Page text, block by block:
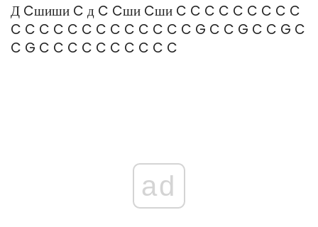
Д Cшиши C д C Cши Cши C C C C C C C C C
C C C C C C C C C C C C C G C C G C C G C
C G C C C C C C C C C C
ad